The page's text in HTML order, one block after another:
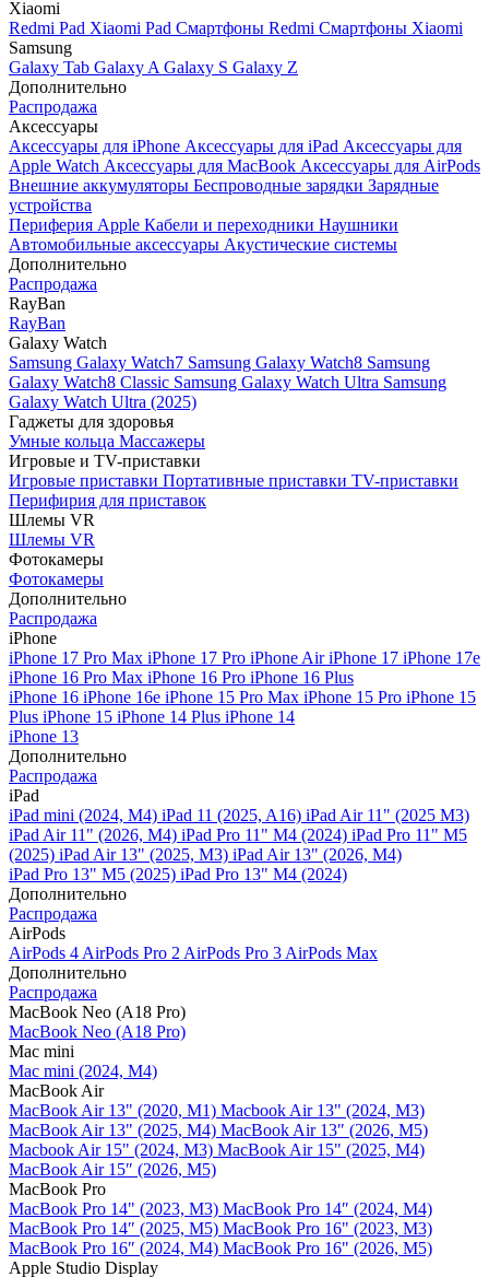
Xiaomi
Redmi Pad Xiaomi Pad Смартфоны Redmi Смартфоны Xiaomi
Samsung
Galaxy Tab Galaxy A Galaxy S Galaxy Z
Дополнительно
Распродажа
Аксессуары
Аксессуары для iPhone Аксессуары для iPad Аксессуары для
Apple Watch Аксессуары для MacBook Аксессуары для AirPods
Внешние аккумуляторы Беспроводные зарядки Зарядные
устройства
Периферия Apple Кабели и переходники Наушники
Автомобильные аксессуары Акустические системы
Дополнительно
Распродажа
RayBan
RayBan
Galaxy Watch
Samsung Galaxy Watch7 Samsung Galaxy Watch8 Samsung
Galaxy Watch8 Classic Samsung Galaxy Watch Ultra Samsung
Galaxy Watch Ultra (2025)
Гаджеты для здоровья
Умные кольца Массажеры
Игровые и TV-приставки
Игровые приставки Портативные приставки TV-приставки
Перифирия для приставок
Шлемы VR
Шлемы VR
Фотокамеры
Фотокамеры
Дополнительно
Распродажа
iPhone
iPhone 17 Pro Max iPhone 17 Pro iPhone AiriPhone 17 iPhone 17e
iPhone 16 Pro Max iPhone 16 Pro iPhone 16 Plus
iPhone 16 iPhone 16e iPhone 15 Pro Max iPhone 15 Pro iPhone 15
Plus iPhone 15 iPhone 14 Plus iPhone 14
iPhone 13
Дополнительно
Распродажа
iPad
iPad mini (2024, M4) iPad 11 (2025, A16) iPad Air 11" (2025 M3)
iPad Air 11" (2026, M4) iPad Pro 11" M4 (2024) iPad Pro 11" M5
(2025) iPad Air 13" (2025, M3) iPad Air 13" (2026, M4)
iPad Pro 13" M5 (2025) iPad Pro 13" M4 (2024)
Дополнительно
Распродажа
AirPods
AirPods 4 AirPods Pro 2 AirPods Pro 3 AirPods Max
Дополнительно
Распродажа
MacBook Neo (A18 Pro)
MacBook Neo (A18 Pro)
Mac mini
Mac mini (2024, M4)
MacBook Air
MacBook Air 13" (2020, M1) Macbook Air 13" (2024, M3)
MacBook Air 13" (2025, M4) MacBook Air 13″ (2026, M5)
Macbook Air 15" (2024, M3) MacBook Air 15" (2025, M4)
MacBook Air 15″ (2026, M5)
MacBook Pro
MacBook Pro 14" (2023, M3) MacBook Pro 14″ (2024, M4)
MacBook Pro 14″ (2025, M5) MacBook Pro 16" (2023, M3)
MacBook Pro 16″ (2024, M4) MacBook Pro 16" (2026, M5)
Apple Studio Display